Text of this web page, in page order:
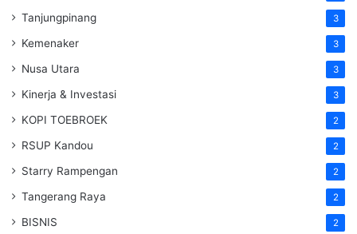
Tanjungpinang 3
Kemenaker 3
Nusa Utara 3
Kinerja & Investasi 3
KOPI TOEBROEK 2
RSUP Kandou 2
Starry Rampengan 2
Tangerang Raya 2
BISNIS 2